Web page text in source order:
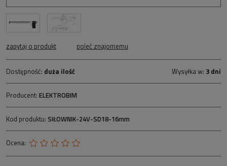
zapytaj o produkt poleć znajomemu
Dostępność: duża ilość Wysyłka w: 3 dni
Producent: ELEKTROBIM
Kod produktu: SIŁOWNIK-24V-SD18-16mm
Ocena: